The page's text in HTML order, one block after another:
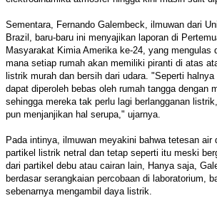
Sementara, Fernando Galembeck, ilmuwan dari
Brazil, baru-baru ini menyajikan laporan di
Masyarakat Kimia Amerika ke-24, yang mengulas
mana setiap rumah akan memiliki piranti di atas
listrik murah dan bersih dari udara. "Seperti
dapat diperoleh bebas oleh rumah tangga dengan
sehingga mereka tak perlu lagi berlangganan
pun menjanjikan hal serupa," ujarnya.
Pada intinya, ilmuwan meyakini bahwa tetesan air
partikel listrik netral dan tetap seperti itu meski
dari partikel debu atau cairan lain, Hanya saja,
berdasar serangkaian percobaan di laboratorium,
sebenarnya mengambil daya listrik.